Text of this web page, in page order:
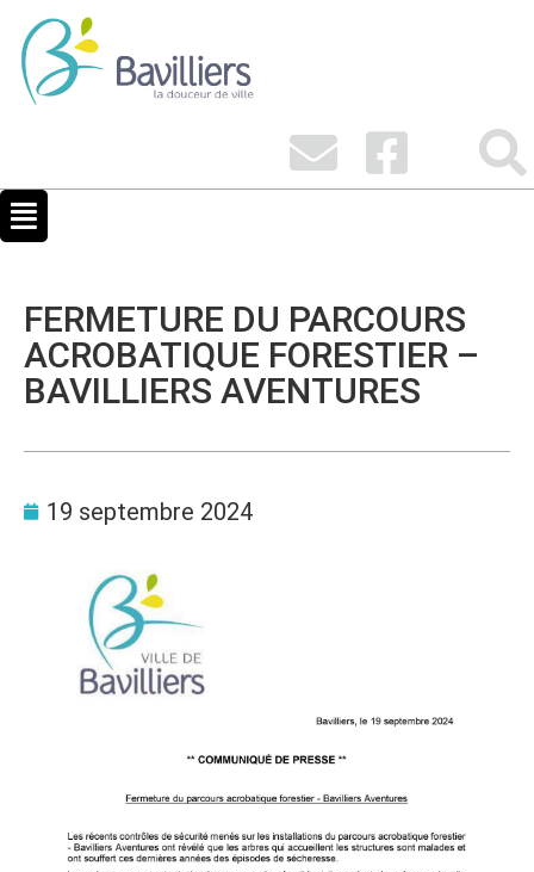
FERMETURE DU PARCOURS
ACROBATIQUE FORESTIER –
BAVILLIERS AVENTURES
19 septembre 2024